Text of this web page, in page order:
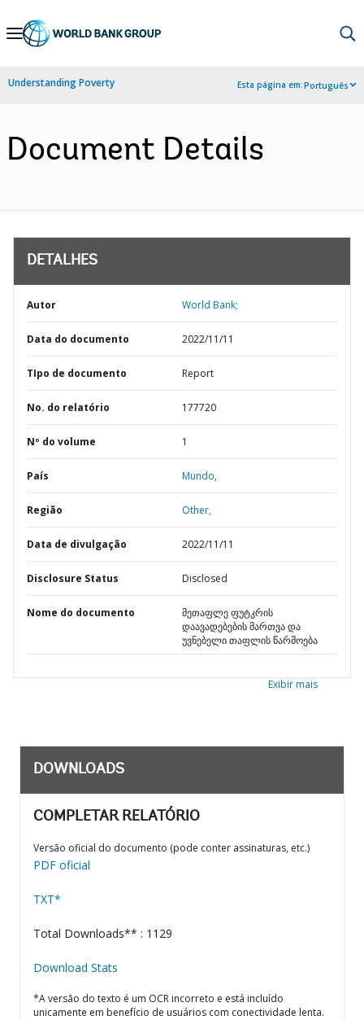
Skip
Navigation
Understanding Poverty Esta página em:Português
Document Details
DETALHES
Autor World Bank;
Data do documento 2022/11/11
TIpo de documento Report
No. do relatório 177720
Nº do volume 1
País Mundo,
Região Other,
Data de divulgação 2022/11/11
Disclosure Status Disclosed
Nome do documento
მეთაფლე ფუტკრის
დაავადებების მართვა და
უვნებელი თაფლის წარმოება
Exibir mais
DOWNLOADS
COMPLETAR RELATÓRIO
Versão oficial do documento (pode conter assinaturas, etc.)
PDF oficial
TXT*
Total Downloads** : 1129
Download Stats
*A versão do texto é um OCR incorreto e está incluído
unicamente em benefício de usuários com conectividade lenta.